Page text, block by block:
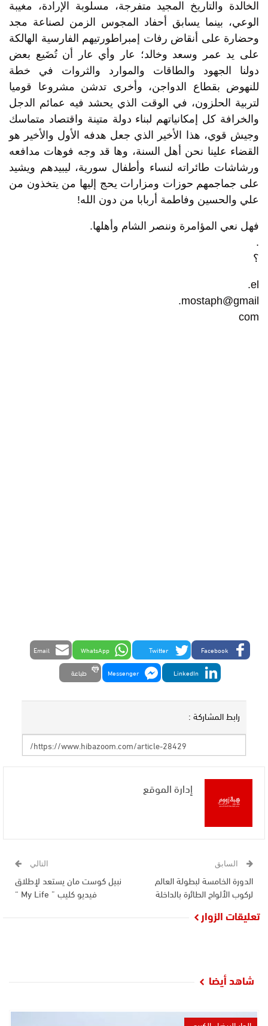
الخالدة والتاريخ المجيد متفرجة، مسلوبة الإرادة، مغيبة
الوعي، بينما يسابق أحفاد المجوس الزمن لصناعة مجد
وحضارة على أنقاض رفات إمبراطورتيهم الفارسية الهالكة
على يد عمر وسعد وخالد؛ عار وأي عار أن تُضَيع بعض
دولنا الجهود والطاقات والموارد والثروات في خطة
للنهوض بقطاع الدواجن، وأخرى تدشن مشروعا قوميا
لتربية الحلزون، في الوقت الذي يحشد فيه عمائم الدجل
والخرافة كل إمكانياتهم لبناء دولة متينة واقتصاد متماسك
وجيش قوي، هذا الأخير الذي جعل هدفه الأول والأخير هو
القضاء علينا نحن أهل السنة، وها قد وجه فوهات مدافعه
ورشاشات طائراته لنساء وأطفال سورية، ليبيدهم ويشيد
على جماجمهم حوزات ومزارات يحج إليها من يتخذون من
علي والحسين وفاطمة أربابا من دون الله!
فهل نعي المؤامرة وننصر الشام وأهلها.
.
؟
el.
mostaph@gmail.
com
Facebook
Twitter
WhatsApp
Email
LinkedIn
Messenger طباعة
رابط المشاركة :
إدارة الموقع
السابق
الدورة الخامسة لبطولة العالم
لركوب الألواح الطائرة بالداخلة
التالي
نبيل كوست مان يستعد لإطلاق
فيديو كليب ” My Life “
تعليقات الزوار
شاهد أيضا